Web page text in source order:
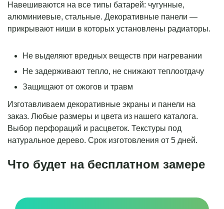
Навешиваются на все типы батарей: чугунные,
алюминиевые, стальные. Декоративные панели —
прикрывают ниши в которых установлены радиаторы.
Не выделяют вредных веществ при нагревании
Не задерживают тепло, не снижают теплоотдачу
Защищают от ожогов и травм
Изготавливаем декоративные экраны и панели на
заказ. Любые размеры и цвета из нашего каталога.
Выбор перфораций и расцветок. Текстуры под
натуральное дерево. Срок изготовления от 5 дней.
Что будет на бесплатном замере